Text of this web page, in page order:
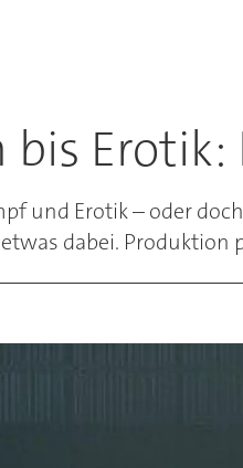
und Erotik – oder
dabei. Produktion